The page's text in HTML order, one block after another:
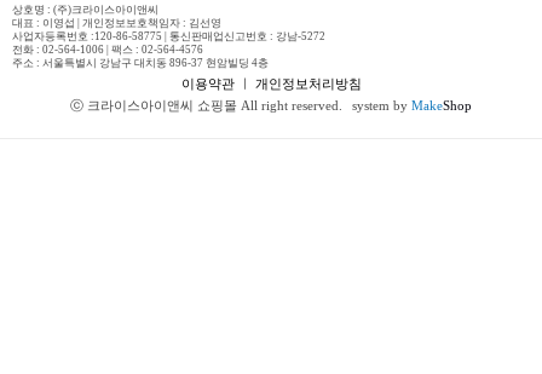
상호명 : (주)크라이스아이앤씨
대표 : 이영섭 | 개인정보보호책임자 : 김선영
사업자등록번호 :120-86-58775 | 통신판매업신고번호 : 강남-5272
전화 : 02-564-1006 | 팩스 : 02-564-4576
주소 : 서울특별시 강남구 대치동 896-37 현암빌딩 4층
이용약관ㅣ 개인정보처리방침
ⓒ 크라이스아이앤씨 쇼핑몰 All right reserved.
system by MakeShop